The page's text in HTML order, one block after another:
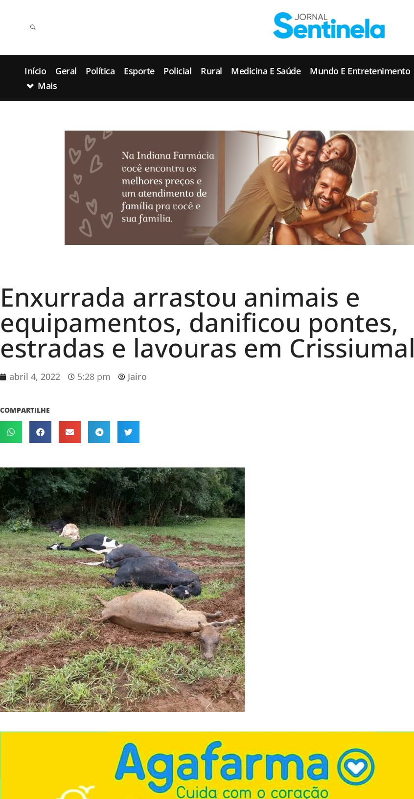
Início Geral Política Esporte Policial Rural Medicina E Saúde Mundo E Entretenimento
Mais
Enxurrada arrastou animais e
equipamentos, danificou pontes,
estradas e lavouras em Crissiumal
abril 4, 2022 5:28 pm Jairo
COMPARTILHE